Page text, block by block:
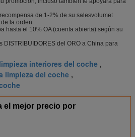
de 1-2% de su salesvolumet
la orden.
hasta el 10% OA (cuenta abierta) según su
DISTRIBUIDORES del ORO a China para
interiores del coche ,
limpieza del coche ,
el mejor precio por